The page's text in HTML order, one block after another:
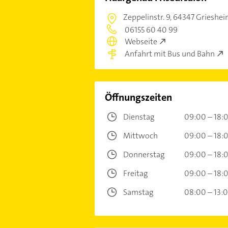
Zeppelinstr. 9,64347
06155 60 40 99
Webseite
Anfahrt mit Bus und Bahn
Öffnungszeiten
Dienstag
09:00 –
Mittwoch
09:00 –
Donnerstag
09:00 –
Freitag
09:00 –
Samstag
08:00 –